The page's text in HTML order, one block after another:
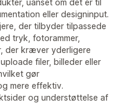
uanset om det er til
eller designinput.
der tilbyder tilpassede
tryk, fotorammer,
der kræver yderligere
filer, billeder eller
gør
mere effektiv.
og understøttelse af